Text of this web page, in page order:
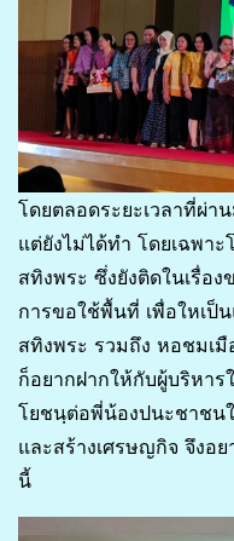
โดยตลอดระยะเวลาที่ผ่า
แต่ยังไม่ได้ทำ โดยเฉพ
สทิงพระ ซึ่งยังติดในเรื่อ
การขอใช้พื้นที่ เพื่อใหเป็
สทิงพระ รวมถึง หอชมเ
ก็อยากฝากให้กับผู้บริหาร
โยชนฺต่อพี่น้องปนะชาชน
และสร้างเศรษญกิจ จึงอ
นี้